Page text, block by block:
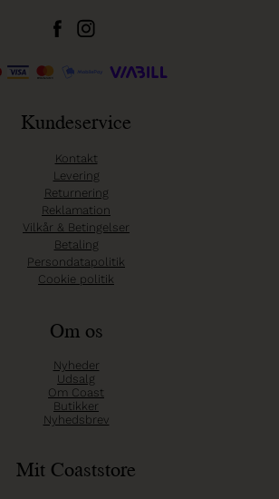
Kundeservice
Kontakt
Levering
Returnering
Reklamation
Vilkår & Betingelser
Betaling
Persondatapolitik
Cookie politik
Om os
Nyheder
Udsalg
Om Coast
Butikker
Nyhedsbrev
Mit Coaststore